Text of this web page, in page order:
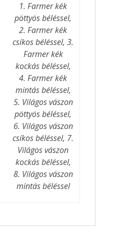
1. Farmer kék
pöttyös béléssel,
2. Farmer kék
csíkos béléssel, 3.
Farmer kék
kockás béléssel,
4. Farmer kék
mintás béléssel,
5. Világos vászon
pöttyös béléssel,
6. Világos vászon
csíkos béléssel, 7.
Világos vászon
kockás béléssel,
8. Világos vászon
mintás béléssel